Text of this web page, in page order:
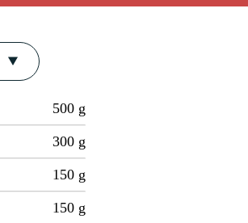
500 g
300 g
150 g
150 g